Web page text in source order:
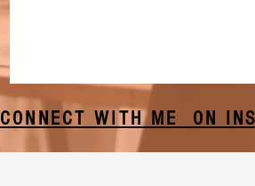
CONNECT WITH ME ON